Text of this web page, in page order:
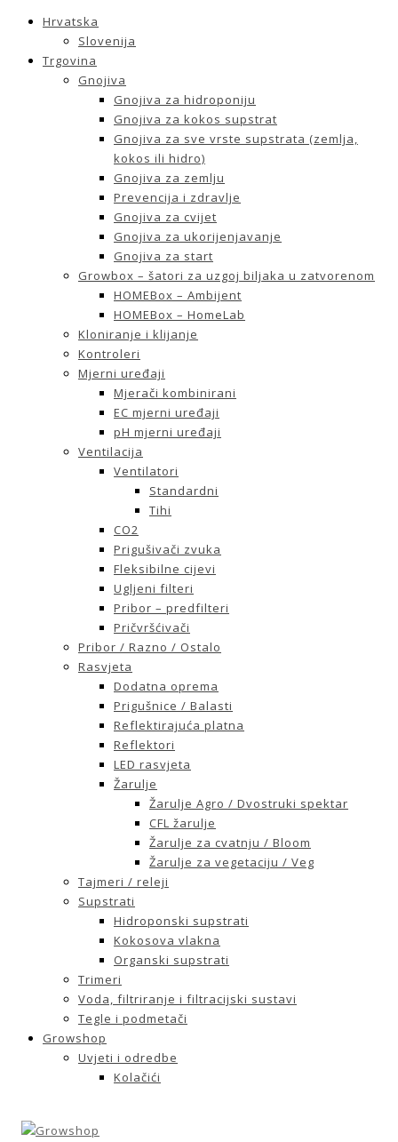
Hrvatska
Slovenija
Trgovina
Gnojiva
Gnojiva za hidroponiju
Gnojiva za kokos supstrat
Gnojiva za sve vrste supstrata (zemlja,
kokos ili hidro)
Gnojiva za zemlju
Prevencija i zdravlje
Gnojiva za cvijet
Gnojiva za ukorijenjavanje
Gnojiva za start
Growbox – šatori za uzgoj biljaka u zatvorenom
HOMEBox – Ambijent
HOMEBox – HomeLab
Kloniranje i klijanje
Kontroleri
Mjerni uređaji
Mjerači kombinirani
EC mjerni uređaji
pH mjerni uređaji
Ventilacija
Ventilatori
Standardni
Tihi
CO2
Prigušivači zvuka
Fleksibilne cijevi
Ugljeni filteri
Pribor – predfilteri
Pričvršćivači
Pribor / Razno / Ostalo
Rasvjeta
Dodatna oprema
Prigušnice / Balasti
Reflektirajuća platna
Reflektori
LED rasvjeta
Žarulje
Žarulje Agro / Dvostruki spektar
CFL žarulje
Žarulje za cvatnju / Bloom
Žarulje za vegetaciju / Veg
Tajmeri / releji
Supstrati
Hidroponski supstrati
Kokosova vlakna
Organski supstrati
Trimeri
Voda, filtriranje i filtracijski sustavi
Tegle i podmetači
Growshop
Uvjeti i odredbe
Kolačići